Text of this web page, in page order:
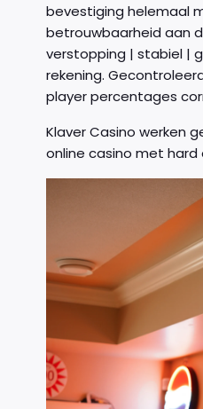
bevestiging helemaal
betrouwbaarheid aan
verstopping | stabiel |
rekening.
player percentages
Klaver Casino werken
online casino met